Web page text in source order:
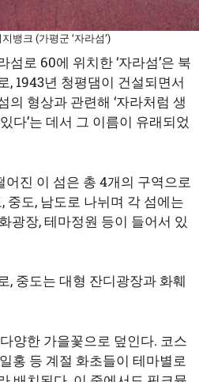
뱅크 (가평군 ‘자라섬’)
로 60에 위치한 ‘자라섬’은 북
, 1943년 청평댐이 건설되면서
의 형상과 관련해 ‘자라처럼 생
다’는 데서 그 이름이 유래되었
진 이 섬은 총 4개의 구역으로
중도, 남도로 나뉘며 각 섬에는
광장, 테마정원 등이 들어서 있
, 중도는 대형 잔디광장과 화훼
양한 가을꽃으로 덮인다. 코스
홍 등 계절 화초들이 테마별로